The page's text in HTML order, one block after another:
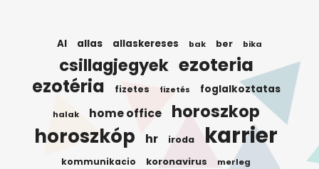
AI allas allaskereses bak ber bika
csillagjegyek ezoteria
ezotéria fizetes fizetés foglalkoztatas
halak home office horoszkop
horoszkóp hr iroda karrier
kommunikacio koronavirus merleg